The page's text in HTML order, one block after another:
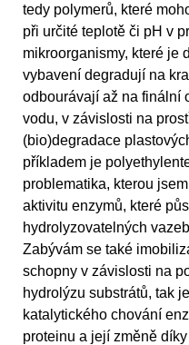
tedy polymerů, které
při určité teplotě či pH v
mikroorganismy, které je
vybavení degradují na
odbourávají až na finální
vodu, v závislosti na
(bio)degradace
příkladem je
problematika, kterou
aktivitu enzymů, které
hydrolyzovatelných
Zabývám se také
schopny v závislosti na
hydrolýzu substrátů, tak
katalytického chování
proteinu a její změně